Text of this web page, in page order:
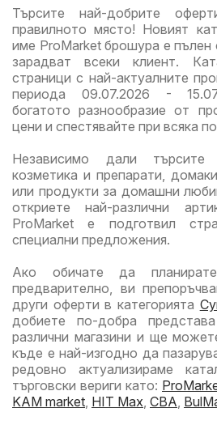
Търсите най-добрите
правилното място! Новият
име ProMarket брошура е пълен
зарадват всеки клиент.
страници с най-актуалните
периода 09.07.2026 -
богатото разнообразие от
цени и спестявайте при всяка
Независимо дали търсите
козметика и препарати,
или продукти за домашни
откриете най-различни
ProMarket е подготвил
специални предложения.
Ако обичате да
предварително, ви
други оферти в категорията
добиете по-добра
различни магазини и ще
къде е най-изгодно да
редовно актуализираме
търговски вериги като:
KAM market, HIT Max, CBA,